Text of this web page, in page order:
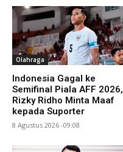
Olahraga
Indonesia Gagal ke
Semifinal Piala AFF 2026,
Rizky Ridho Minta Maaf
kepada Suporter
8 Agustus 2026 -09:08